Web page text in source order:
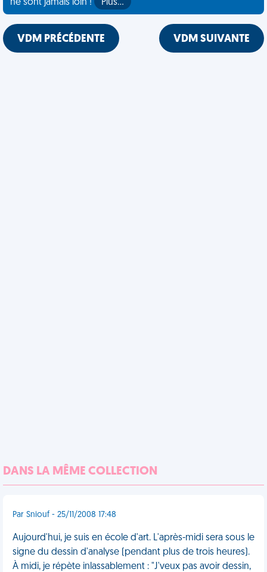
ne sont jamais loin !
Plus…
VDM PRÉCÉDENTE VDM SUIVANTE
DANS LA MÊME COLLECTION
Par Sniouf - 25/11/2008 17:48
Aujourd'hui, je suis en école d'art. L'après-midi sera sous le
signe du dessin d'analyse (pendant plus de trois heures).
À midi, je répète inlassablement : "J'veux pas avoir dessin,